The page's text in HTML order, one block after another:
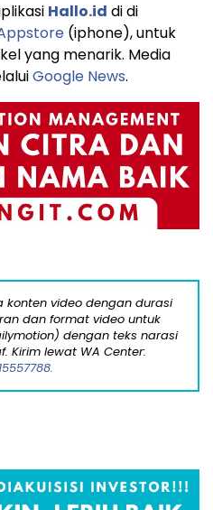
Hallo.id di di
(iphone), untuk
yang menarik. Media
Google News.
konten video dengan durasi
dan format video untuk
dengan teks narasi
Kirim lewat WA Center: